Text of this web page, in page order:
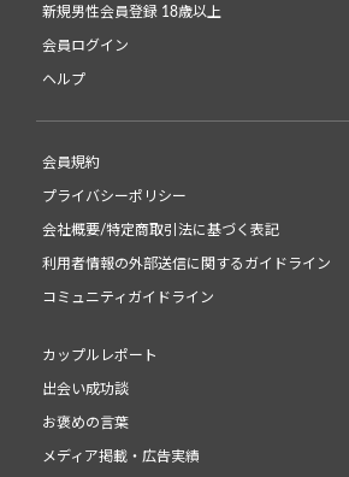
新規男性会員登録 18歳以上
会員ログイン
ヘルプ
会員規約
プライバシーポリシー
会社概要/特定商取引法に基づく表記
利用者情報の外部送信に関するガイドライン
コミュニティガイドライン
カップルレポート
出会い成功談
お褒めの言葉
メディア掲載・広告実績